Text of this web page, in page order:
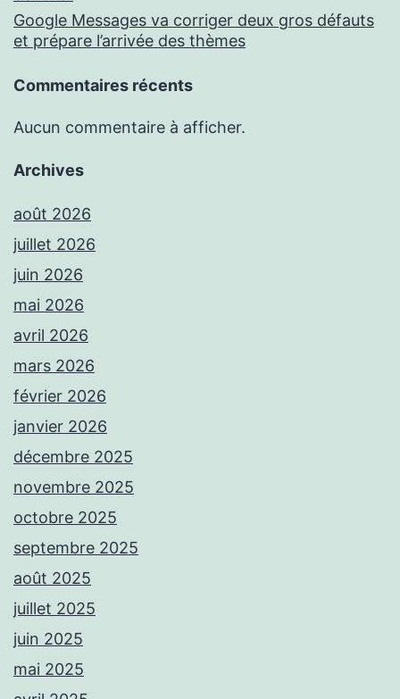
Google Messages va corriger deux gros défauts
et prépare l’arrivée des thèmes
Commentaires récents
Aucun commentaire à afficher.
Archives
août 2026
juillet 2026
juin 2026
mai 2026
avril 2026
mars 2026
février 2026
janvier 2026
décembre 2025
novembre 2025
octobre 2025
septembre 2025
août 2025
juillet 2025
juin 2025
mai 2025